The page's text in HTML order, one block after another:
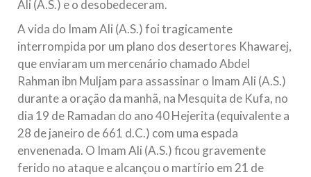
Ali (A.S.) e o desobedeceram.
A vida do Imam Ali (A.S.) foi tragicamente
interrompida por um plano dos desertores Khawarej,
que enviaram um mercenário chamado Abdel
Rahman ibn Muljam para assassinar o Imam Ali (A.S.)
durante a oração da manhã, na Mesquita de Kufa, no
dia 19 de Ramadan do ano 40 Hejerita (equivalente a
28 de janeiro de 661 d.C.) com uma espada
envenenada. O Imam Ali (A.S.) ficou gravemente
ferido no ataque e alcançou o martírio em 21 de